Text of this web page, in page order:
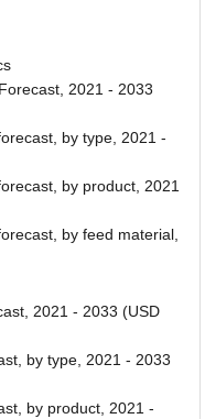
2021 - 2033
by type, 2021 -
by product, 2021
by feed material,
2021 - 2033 (USD
by type, 2021 - 2033
by product, 2021 -